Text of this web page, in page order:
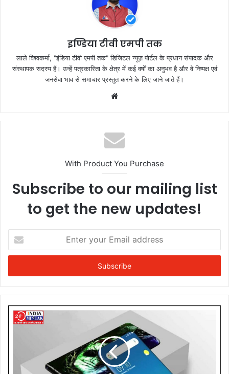
इण्डिया टीवी एमपी तक
लाले विश्वकर्मा, "इंडिया टीवी एमपी तक" डिजिटल न्यूज़ पोर्टल के प्रधान संपादक और
संस्थापक सदस्य हैं। उन्हें पत्रकारिता के क्षेत्र में कई वर्षों का अनुभव है और वे निष्पक्ष एवं
जनसेवा भाव से समाचार प्रस्तुत करने के लिए जाने जाते हैं।
With Product You Purchase
Subscribe to our mailing list
to get the new updates!
your
Email